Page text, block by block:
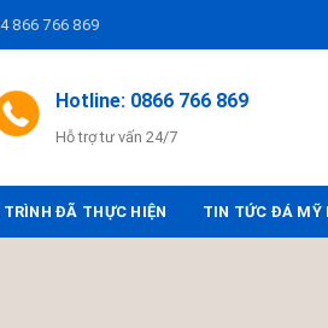
866 766 869
Hotline: 0866 766 869
Hỗ trợ tư vấn 24/7
TRÌNH ĐÃ THỰC HIỆN TIN TỨC ĐÁ MỸ